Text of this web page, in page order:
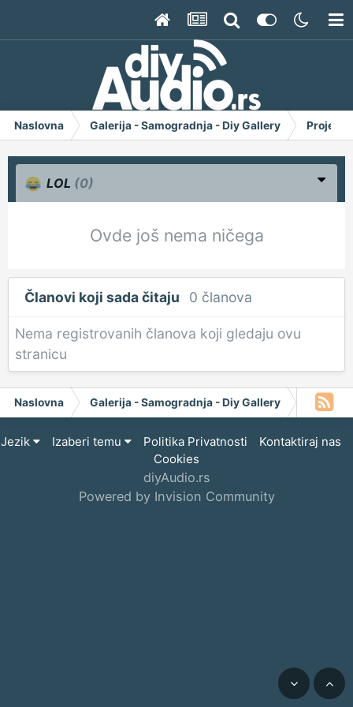
Naslovna Galerija - Samogradnja - Diy Gallery Project
LOL (0)
Ovde još nema ničega
Članovi koji sada čitaju 0 članova
Nema registrovanih članova koji gledaju ovu
stranicu
Naslovna Galerija - Samogradnja - Diy Gallery Project
Jezik Izaberi temu Politika Privatnosti
Kontaktiraj nas
Cookies
diyAudio.rs
Powered by Invision Community